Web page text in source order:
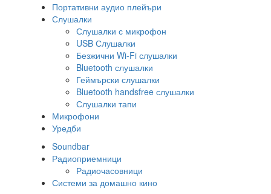
Портативни аудио плейъри
Слушалки
Слушалки с микрофон
USB Слушалки
Безжични Wi-Fi слушалки
Bluetooth слушалки
Геймърски слушалки
Bluetooth handsfree слушалки
Слушалки тапи
Микрофони
Уредби
Soundbar
Радиоприемници
Радиочасовници
Системи за домашно кино